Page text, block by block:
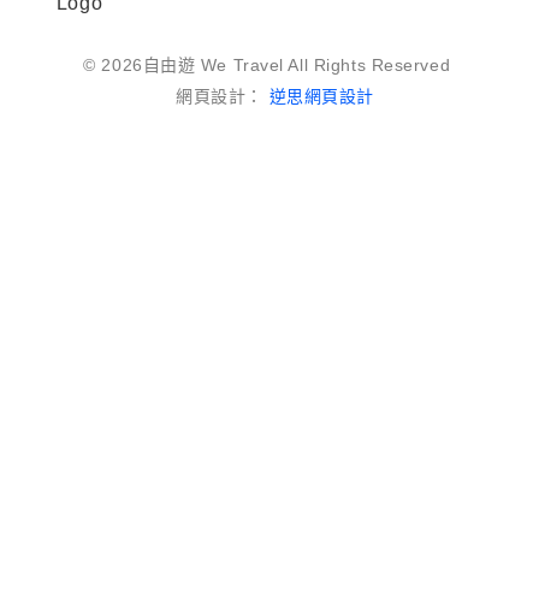
© 2026自由遊 We Travel All Rights Reserved
網頁設計：
逆思網頁設計